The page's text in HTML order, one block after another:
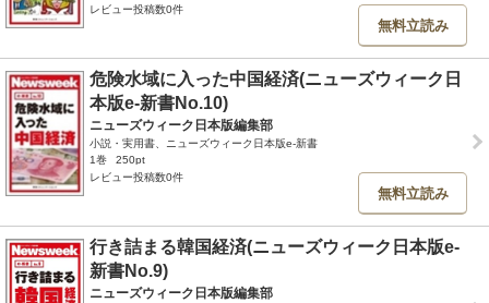
レビュー投稿数0件
無料立読み
危険水域に入った中国経済(ニューズウィーク日
本版e-新書No.10)
ニューズウィーク日本版編集部
小説・実用書、ニューズウィーク日本版e-新書
1巻
250pt
レビュー投稿数0件
無料立読み
行き詰まる韓国経済(ニューズウィーク日本版e-
新書No.9)
ニューズウィーク日本版編集部